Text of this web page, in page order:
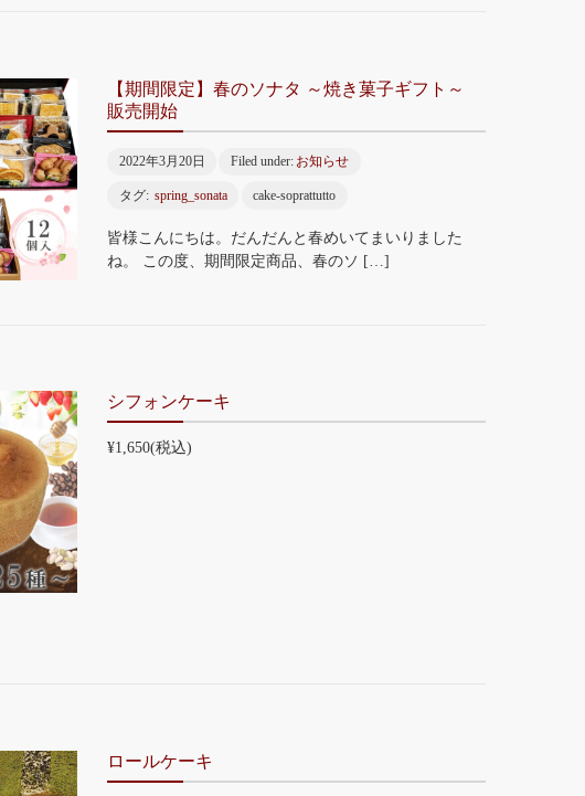
【期間限定】春のソナタ ～焼き菓子ギフト～
販売開始
2022年3月20日 Filed under: お知らせ
タグ: spring_sonata cake-soprattutto
皆様こんにちは。だんだんと春めいてまいりました
ね。 この度、期間限定商品、春のソ […]
シフォンケーキ
¥1,650(税込)
ロールケーキ